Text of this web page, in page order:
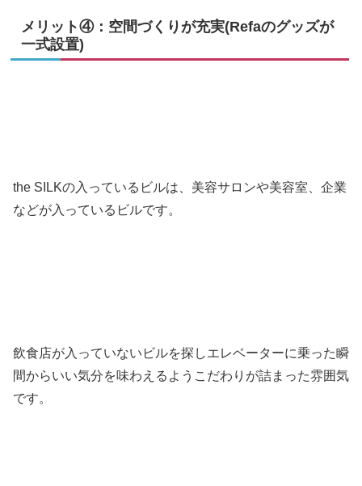
メリット④：空間づくりが充実(Refaのグッズが
一式設置)
the SILKの入っているビルは、美容サロンや美容室、企業
などが入っているビルです。
飲食店が入っていないビルを探しエレベーターに乗った瞬
間からいい気分を味わえるようこだわりが詰まった雰囲気
です。